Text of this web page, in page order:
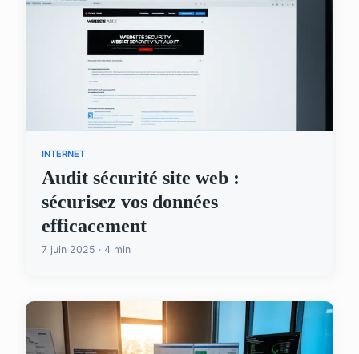
INTERNET
Audit sécurité site web :
sécurisez vos données
efficacement
7 juin 2025 · 4 min